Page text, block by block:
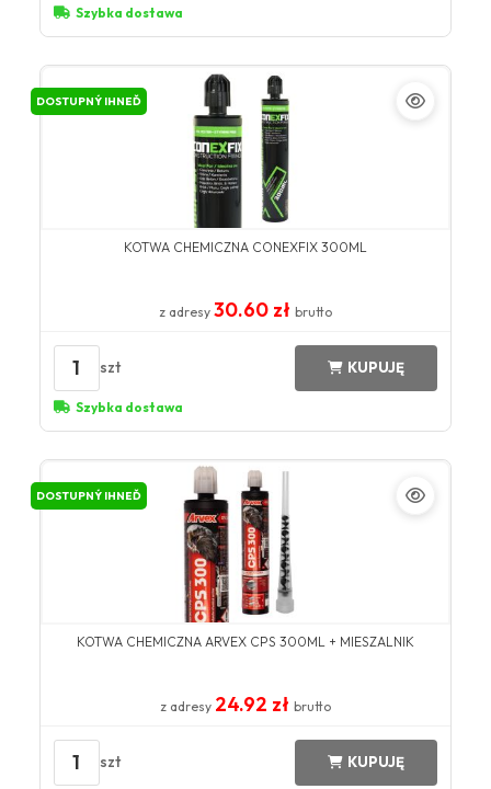
Szybka dostawa
DOSTUPNÝ IHNEĎ
KOTWA CHEMICZNA CONEXFIX 300ML
z adresy 30.60 zł brutto
1 szt KUPUJĘ
Szybka dostawa
DOSTUPNÝ IHNEĎ
KOTWA CHEMICZNA ARVEX CPS 300ML + MIESZALNIK
z adresy 24.92 zł brutto
1 szt KUPUJĘ